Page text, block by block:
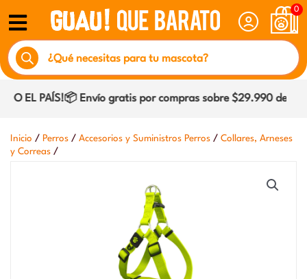
contenido
0
Búsqueda
de
productos
EL PAÍS!📦 Envío gratis por compras sobre $29.990 dentro
Inicio / Perros / Accesorios y Suministros Perros / Collares, Arneses
y Correas /